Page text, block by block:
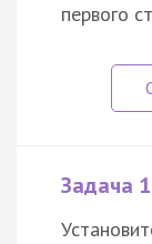
первого
Задача